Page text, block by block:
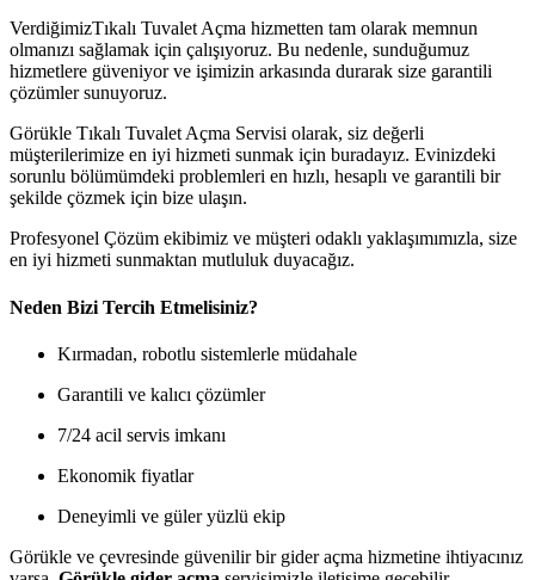
VerdiğimizTıkalı Tuvalet Açma hizmetten tam olarak memnun
olmanızı sağlamak için çalışıyoruz. Bu nedenle, sunduğumuz
hizmetlere güveniyor ve işimizin arkasında durarak size garantili
çözümler sunuyoruz.
Görükle Tıkalı Tuvalet Açma Servisi olarak, siz değerli
müşterilerimize en iyi hizmeti sunmak için buradayız. Evinizdeki
sorunlu bölümümdeki problemleri en hızlı, hesaplı ve garantili bir
şekilde çözmek için bize ulaşın.
Profesyonel Çözüm ekibimiz ve müşteri odaklı yaklaşımımızla, size
en iyi hizmeti sunmaktan mutluluk duyacağız.
Neden Bizi Tercih Etmelisiniz?
Kırmadan, robotlu sistemlerle müdahale
Garantili ve kalıcı çözümler
7/24 acil servis imkanı
Ekonomik fiyatlar
Deneyimli ve güler yüzlü ekip
Görükle ve çevresinde güvenilir bir gider açma hizmetine ihtiyacınız